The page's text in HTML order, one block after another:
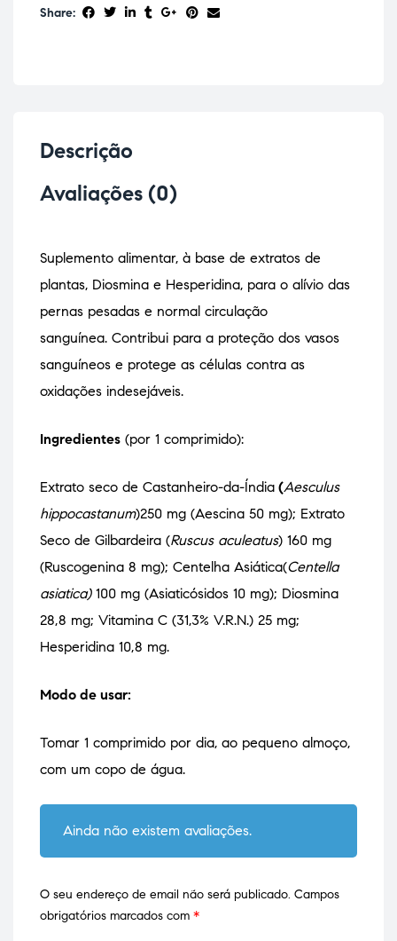
Share:
Descrição
Avaliações (0)
Suplemento alimentar, à base de extratos de
plantas, Diosmina e Hesperidina, para o alívio das
pernas pesadas e normal circulação
sanguínea. Contribui para a proteção dos vasos
sanguíneos e protege as células contra as
oxidações indesejáveis.
Ingredientes (por 1 comprimido):
Extrato seco de Castanheiro-da-Índia (Aesculus
hippocastanum)250 mg (Aescina 50 mg); Extrato
Seco de Gilbardeira (Ruscus aculeatus) 160 mg
(Ruscogenina 8 mg); Centelha Asiática(Centella
asiatica)100 mg (Asiaticósidos 10 mg); Diosmina
28,8 mg; Vitamina C (31,3% V.R.N.) 25 mg;
Hesperidina 10,8 mg.
Modo de usar:
Tomar 1 comprimido por dia, ao pequeno almoço,
com um copo de água.
Ainda não existem avaliações.
O seu endereço de email não será publicado. Campos
obrigatórios marcados com *